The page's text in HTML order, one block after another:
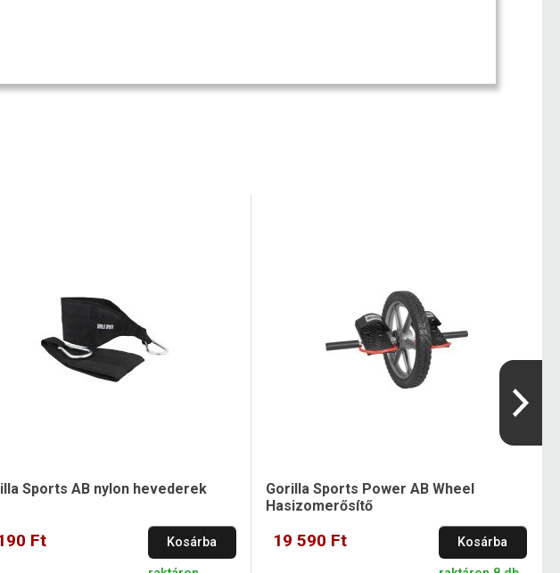
Sports AB nylon hevederek
Ft Kosárba
Gorilla Sports Power AB Wheel
Hasizomerősítő
19 590 Ft Kosárba